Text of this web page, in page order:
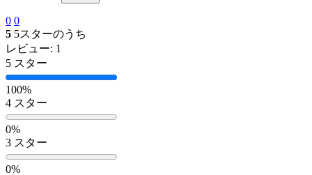
0 0
5 5スターのうち
レビュー: 1
5 スター
100%
4 スター
0%
3 スター
0%